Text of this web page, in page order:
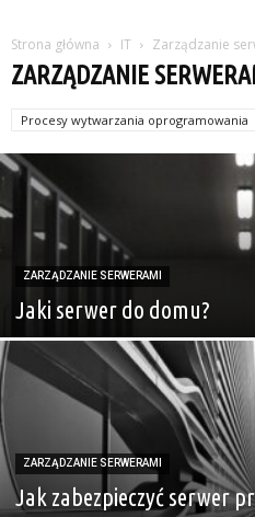
Strona główna IT Zarządzanie
ZARZĄDZANIE
Procesy wytwarzania oprogramowania
ZARZĄDZANIE SERWERAMI
Jaki serwer do domu?
ZARZĄDZANIE SERWERAMI
Jak zabezpieczyć serwer